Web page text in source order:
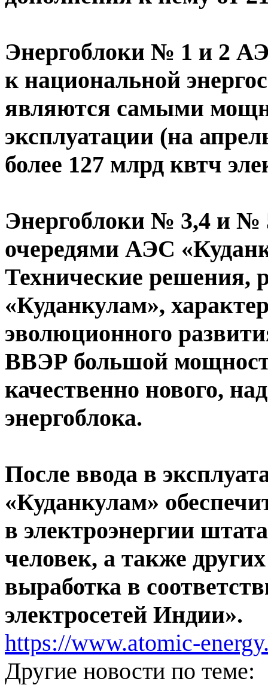
Энергоблоки № 1 и 2
к национальной
являются самыми
эксплуатации (на
более 127 млрд квтч
Энергоблоки № 3,4 и №
очередями АЭС
Технические решения,
«Куданкулам»,
эволюционного
ВВЭР большой
качественно нового,
энергоблока.
После ввода в
«Куданкулам»
в электроэнергии
человек, а также
выработка в
электросетей Индии».
https://www.atomic-
Другие новости по теме: